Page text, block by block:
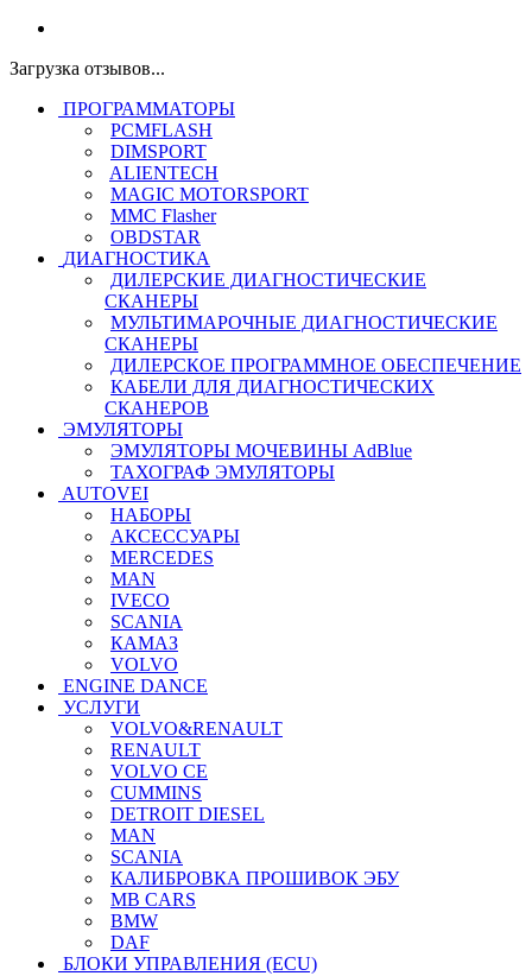
Загрузка отзывов...
ПРОГРАММАТОРЫ
PCMFLASH
DIMSPORT
ALIENTECH
MAGIC MOTORSPORT
MMC Flasher
OBDSTAR
ДИАГНОСТИКА
ДИЛЕРСКИЕ ДИАГНОСТИЧЕСКИЕ
СКАНЕРЫ
МУЛЬТИМАРОЧНЫЕ ДИАГНОСТИЧЕСКИЕ
СКАНЕРЫ
ДИЛЕРСКОЕ ПРОГРАММНОЕ ОБЕСПЕЧЕНИЕ
КАБЕЛИ ДЛЯ ДИАГНОСТИЧЕСКИХ
СКАНЕРОВ
ЭМУЛЯТОРЫ
ЭМУЛЯТОРЫ МОЧЕВИНЫ АdBlue
ТАХОГРАФ ЭМУЛЯТОРЫ
AUTOVEI
НАБОРЫ
АКСЕССУАРЫ
MERCEDES
MAN
IVECO
SCANIA
КАМАЗ
VOLVO
ENGINE DANCE
УСЛУГИ
VOLVO&RENAULT
RENAULT
VOLVO CE
CUMMINS
DETROIT DIESEL
MAN
SCANIA
КАЛИБРОВКА ПРОШИВОК ЭБУ
MB CARS
BMW
DAF
БЛОКИ УПРАВЛЕНИЯ (ECU)